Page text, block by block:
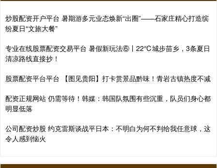
炒股配资开户平台 暑期游多元业态焕新“出圈”——石家庄精心打造缤
纷夏日“文旅大餐”
专业在线股票配资交易平台 暑假新玩法⑥丨22℃城步苗乡，3条夏日
清凉路线直接抄！
股票配资平台平台 【图见贵阳】打卡赏景品黔味！青岩古镇热度不减
配资正规网站 仍需等待！韩媒：韩国队氛围有些沉重，队员们身心都
明显低落
公司配资炒股 约克雷斯谈战平日本：不明白为何不判给我任意球，这
令人感到恼火